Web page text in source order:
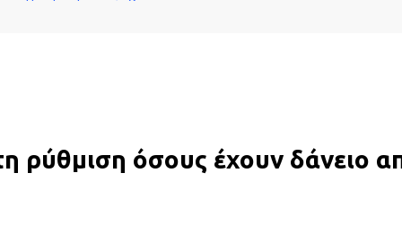
ρύθμιση όσους έχουν δάνειο